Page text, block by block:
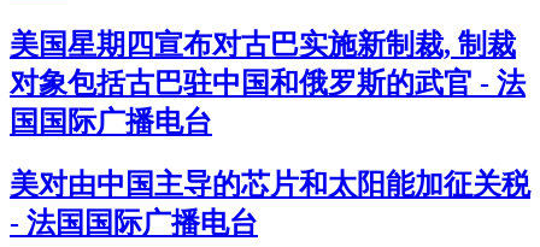
美国星期四宣布对古巴实施新制裁, 制裁
对象包括古巴驻中国和俄罗斯的武官 - 法
国国际广播电台
美对由中国主导的芯片和太阳能加征关税
- 法国国际广播电台